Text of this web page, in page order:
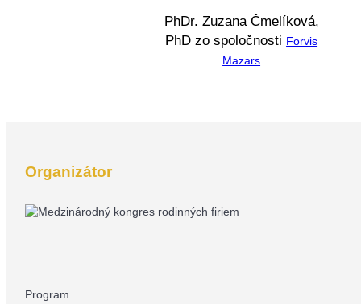
PhDr. Zuzana Čmelíková,
PhD zo spoločnosti Forvis
Mazars
Organizátor
Program